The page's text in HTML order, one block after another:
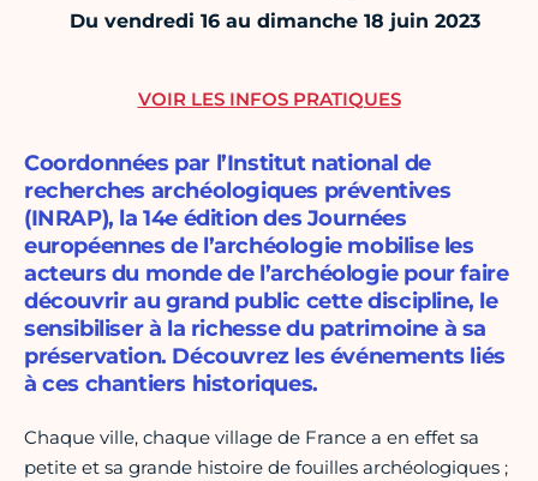
Du vendredi 16 au dimanche 18 juin 2023
Coordonnées par l’Institut national de
recherches archéologiques préventives
(INRAP), la 14e édition des Journées
européennes de l’archéologie mobilise les
acteurs du monde de l’archéologie pour faire
découvrir au grand public cette discipline, le
sensibiliser à la richesse du patrimoine à sa
préservation. Découvrez les événements liés
à ces chantiers historiques.
Chaque ville, chaque village de France a en effet sa
petite et sa grande histoire de fouilles archéologiques ;
VOIR LES INFOS PRATIQUES